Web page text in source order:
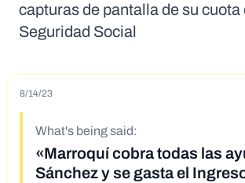
capturas de pantalla de su cuota
Seguridad Social
8/14/23
What's being said:
«Marroquí cobra todas las
Sánchez y se gasta el